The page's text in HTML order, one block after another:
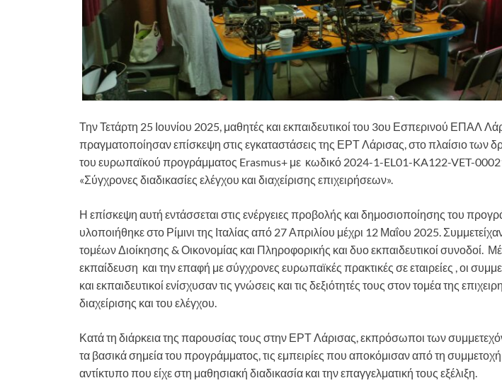
Την Τετάρτη 25 Ιουνίου 2025, μαθητές και εκπαιδευτικοί του 3ου Εσπερινού ΕΠΑΛ
πραγματοποίησαν επίσκεψη στις εγκαταστάσεις της ΕΡΤ Λάρισας, στο πλαίσιο των
του ευρωπαϊκού προγράμματος Erasmus+ με κωδικό 2024-1-EL01-KA122-VET-
«Σύγχρονες διαδικασίες ελέγχου και διαχείρισης επιχειρήσεων».
Η επίσκεψη αυτή εντάσσεται στις ενέργειες προβολής και δημοσιοποίησης του
υλοποιήθηκε στο Ρίμινι της Ιταλίας από 27 Απριλίου μέχρι 12 Μαΐου 2025.
τομέων Διοίκησης & Οικονομίας και Πληροφορικής και δυο εκπαιδευτικοί συνοδοί.
εκπαίδευση και την επαφή με σύγχρονες ευρωπαϊκές πρακτικές σε εταιρείες , οι
και εκπαιδευτικοί ενίσχυσαν τις γνώσεις και τις δεξιότητές τους στον τομέα της
διαχείρισης και του ελέγχου.
Κατά τη διάρκεια της παρουσίας τους στην ΕΡΤ Λάρισας, εκπρόσωποι των
τα βασικά σημεία του προγράμματος, τις εμπειρίες που αποκόμισαν από τη
αντίκτυπο που είχε στη μαθησιακή διαδικασία και την επαγγελματική τους εξέλιξη.